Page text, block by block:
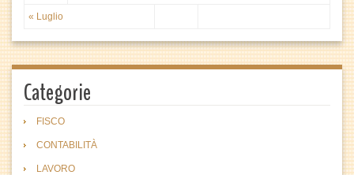
« Luglio
Categorie
FISCO
CONTABILITÀ
LAVORO